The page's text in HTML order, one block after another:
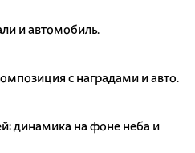
и автомобиль.
с наградами и авто.
динамика на фоне неба и